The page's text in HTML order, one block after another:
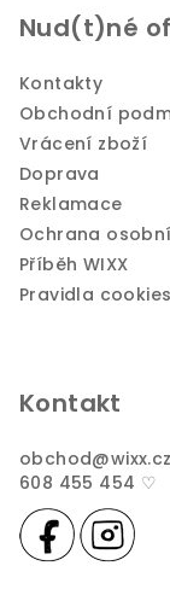
Nud(t)né
Kontakty
Obchodní
Vrácení zboží
Doprava
Reklamace
Ochrana
Příběh WIXX
Pravidla cookies
Kontakt
obchod@wixx.cz
608 455 454 ♡